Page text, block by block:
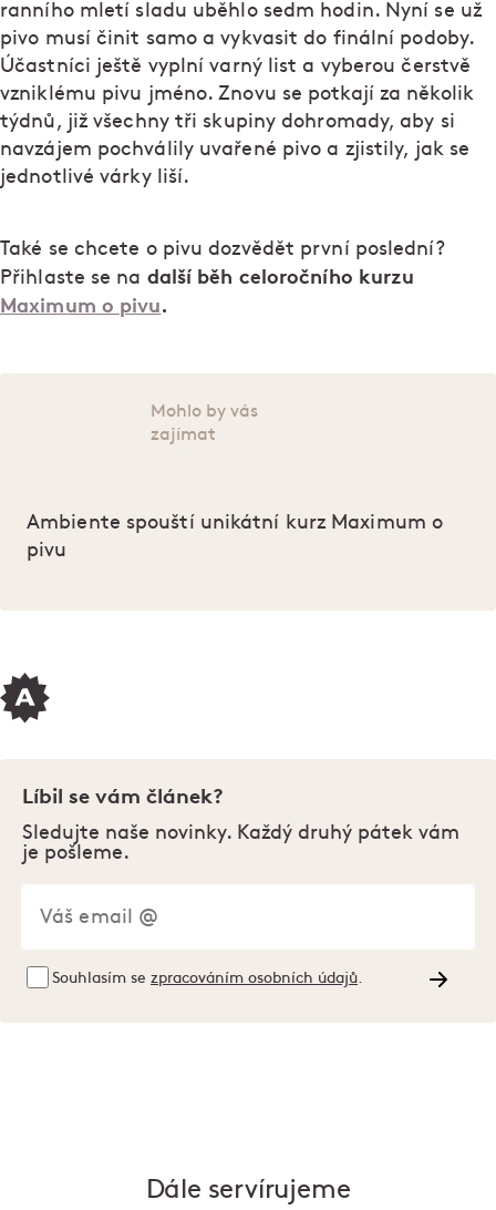
ranního mletí sladu uběhlo sedm hodin. Nyní se už
pivo musí činit samo a vykvasit do finální podoby.
Účastníci ještě vyplní varný list a vyberou čerstvě
vzniklému pivu jméno. Znovu se potkají za několik
týdnů, již všechny tři skupiny dohromady, aby si
navzájem pochválily uvařené pivo a zjistily, jak se
jednotlivé várky liší.
Také se chcete o pivu dozvědět první poslední?
Přihlaste se na další běh celoročního kurzu
Maximum o pivu.
Mohlo by vás
zajímat
Ambiente spouští unikátní kurz Maximum o
pivu
Líbil se vám článek?
Sledujte naše novinky. Každý druhý pátek vám
je pošleme.
Souhlasím se zpracováním osobních údajů
Dále servírujeme